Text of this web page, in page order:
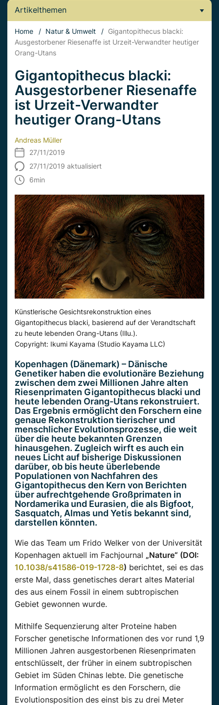
Artikelthemen
Home / Natur & Umwelt / Gigantopithecus blacki:
Ausgestorbener Riesenaffe ist Urzeit-Verwandter heutiger
Orang-Utans
Gigantopithecus blacki:
Ausgestorbener Riesenaffe
ist Urzeit-Verwandter
heutiger Orang-Utans
Andreas Müller
27/11/2019
27/11/2019 aktualisiert
6min
Künstlerische Gesichtsrekonstruktion eines
Gigantopithecus blacki, basierend auf der Verandtschaft
zu heute lebenden Orang-Utans (Illu.).
Copyright: Ikumi Kayama (Studio Kayama LLC)
Kopenhagen (Dänemark) – Dänische
Genetiker haben die evolutionäre Beziehung
zwischen dem zwei Millionen Jahre alten
Riesenprimaten Gigantopithecus blacki und
heute lebenden Orang-Utans rekonstruiert.
Das Ergebnis ermöglicht den Forschern eine
genaue Rekonstruktion tierischer und
menschlicher Evolutionsprozesse, die weit
über die heute bekannten Grenzen
hinausgehen. Zugleich wirft es auch ein
neues Licht auf bisherige Diskussionen
darüber, ob bis heute überlebende
Populationen von Nachfahren des
Gigantopithecus den Kern von Berichten
über aufrechtgehende Großprimaten in
Nordamerika und Eurasien, die als Bigfoot,
Sasquatch, Almas und Yetis bekannt sind,
darstellen könnten.
Wie das Team um Frido Welker von der Universität
Kopenhagen aktuell im Fachjournal „Nature“ (DOI:
10.1038/s41586-019-1728-8) berichtet, sei es das
erste Mal, dass genetisches derart altes Material
des aus einem Fossil in einem subtropischen
Gebiet gewonnen wurde.
Mithilfe Sequenzierung alter Proteine haben
Forscher genetische Informationen des vor rund 1,9
Millionen Jahren ausgestorbenen Riesenprimaten
entschlüsselt, der früher in einem subtropischen
Gebiet im Süden Chinas lebte. Die genetische
Information ermöglicht es den Forschern, die
Evolutionsposition des einst bis zu drei Meter